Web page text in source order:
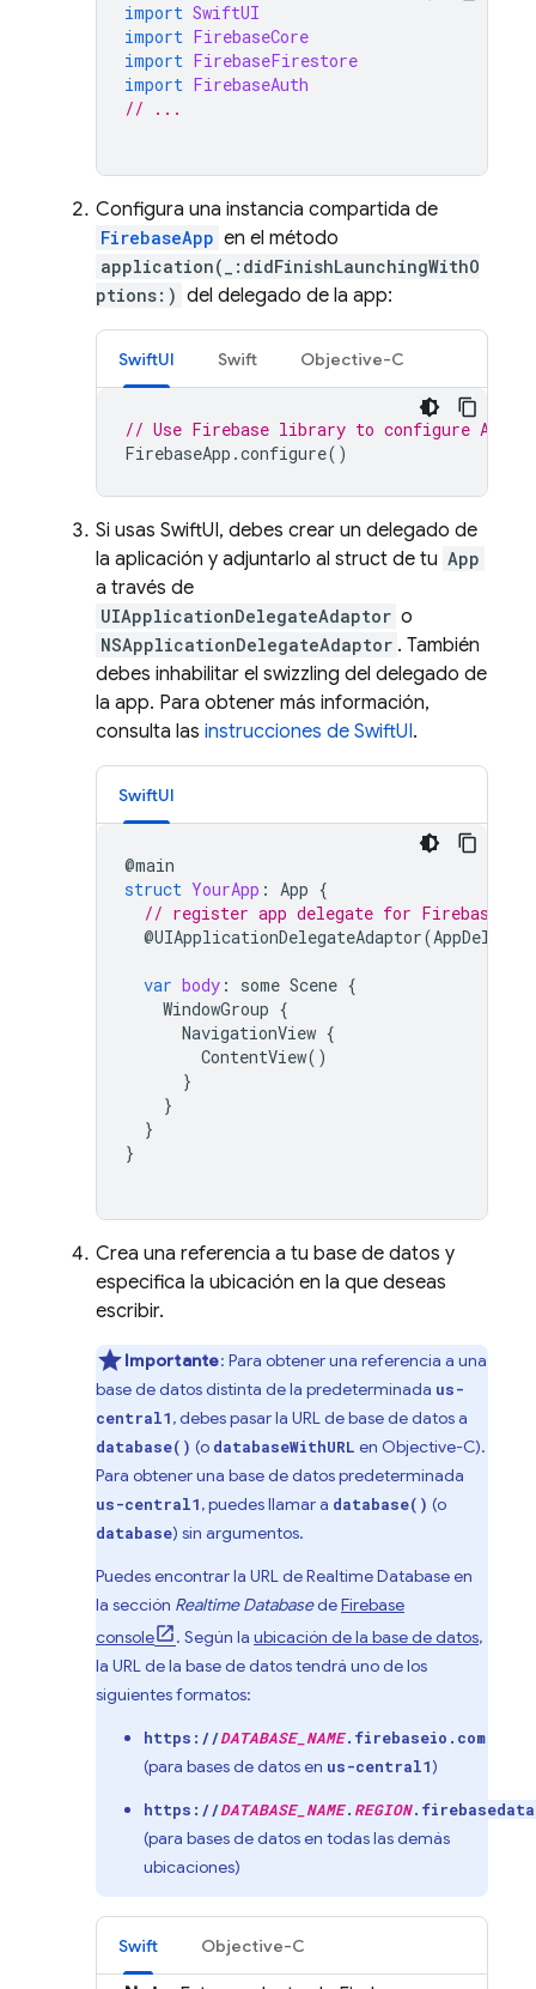
import SwiftUI
import FirebaseCore
import FirebaseFirestore
import FirebaseAuth
// ...
Configura una instancia compartida de
FirebaseApp en el método
application(_:didFinishLaunchingWithO
ptions:) del delegado de la app:
SwiftUI Swift Objective-C
// Use Firebase library to configure APIs
FirebaseApp .configure()
Si usas SwiftUI, debes crear un delegado de
la aplicación y adjuntarlo al struct de tu App
a través de
UIApplicationDelegateAdaptor o
NSApplicationDelegateAdaptor . También
debes inhabilitar el swizzling del delegado de
la app. Para obtener más información,
consulta las instrucciones de SwiftUI.
SwiftUI
@main
struct YourApp : App {
// register app delegate for Firebase
@UIApplicationDelegateAdaptor(
var body : some Scene {
WindowGroup {
NavigationView {
ContentView()
}
}
}
}
Crea una referencia a tu base de datos y
especifica la ubicación en la que deseas
escribir.
Importante: Para obtener una referencia a una
base de datos distinta de la predeterminada us-
central1, debes pasar la URL de base de datos a
database() (o databaseWithURL en Objective-C).
Para obtener una base de datos predeterminada
us-central1, puedes llamar a database() (o
database) sin argumentos.
Puedes encontrar la URL deRealtime Databaseen
la sección Realtime DatabasedeFirebase
console
. Según la ubicación de la base de datos,
la URL de la base de datos tendrá uno de los
siguientes formatos:
https://DATABASE_NAME.firebaseio.com
(para bases de datos en us-central1)
https://DATABASE_NAME. REGION
(para bases de datos en todas las demás
ubicaciones)
Swift Objective-C